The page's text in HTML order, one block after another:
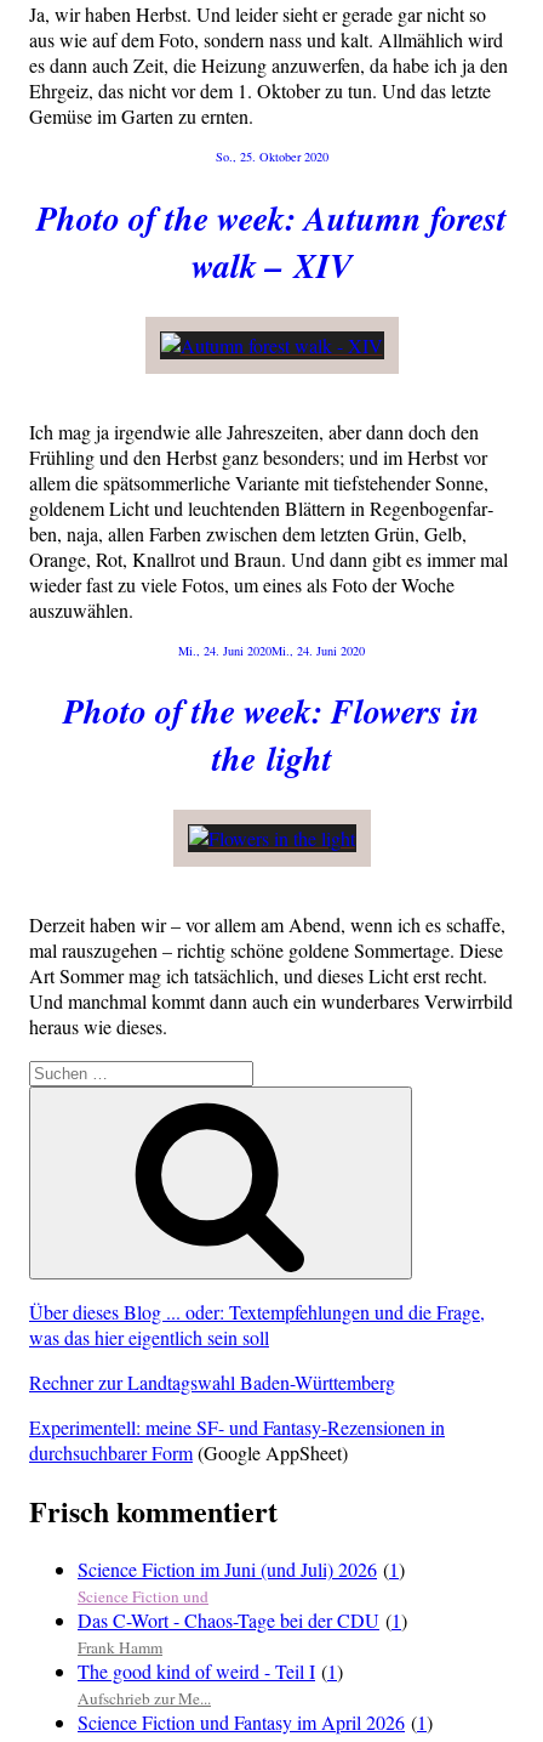
Ja, wir haben Herbst. Und lei­der sieht er gera­de gar nicht so
aus wie auf dem Foto, son­dern nass und kalt. All­mäh­lich wird
es dann auch Zeit, die Hei­zung anzu­wer­fen, da habe ich ja den
Ehr­geiz, das nicht vor dem 1. Okto­ber zu tun. Und das letz­te
Gemü­se im Gar­ten zu ernten.
Veröffentlicht
So., 25. Oktober 2020
Photo of the week: Autumn forest
walk – XIV
Ich mag ja irgend­wie alle Jah­res­zei­ten, aber dann doch den
Früh­ling und den Herbst ganz beson­ders; und im Herbst vor
allem die spät­som­mer­li­che Vari­an­te mit tief­stehen­der Son­ne,
gol­de­nem Licht und leuch­ten­den Blät­tern in Regen­bo­gen­far­
ben, naja, allen Far­ben zwi­schen dem letz­ten Grün, Gelb,
Oran­ge, Rot, Knall­rot und Braun. Und dann gibt es immer mal
wie­der fast zu vie­le Fotos, um eines als Foto der Woche
auszuwählen.
Veröffentlicht
Mi., 24. Juni 2020Mi., 24. Juni 2020
Photo of the week: Flowers in
the light
Der­zeit haben wir – vor allem am Abend, wenn ich es schaf­fe,
mal raus­zu­ge­hen – rich­tig schö­ne gol­de­ne Som­mer­ta­ge. Die­se
Art Som­mer mag ich tat­säch­lich, und die­ses Licht erst recht.
Und manch­mal kommt dann auch ein wun­der­ba­res Ver­wirr­bild
her­aus wie dieses.
Suche
nach:
Über dieses Blog ... oder: Textempfehlungen und die Frage,
was das hier eigentlich sein soll
Rechner zur Landtagswahl Baden-Württemberg
Experimentell: meine SF- und Fantasy-Rezensionen in
durchsuchbarer Form(Google AppSheet)
Frisch kommentiert
Science Fiction im Juni (und Juli) 2026 (1)
Science Fiction und
Das C-Wort - Chaos-Tage bei der CDU (1)
Frank Hamm
The good kind of weird - Teil I (1)
Aufschrieb zur Me...
Science Fiction und Fantasy im April 2026 (1)